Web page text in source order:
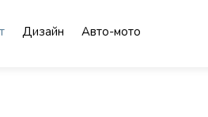
Дизайн Авто-мото